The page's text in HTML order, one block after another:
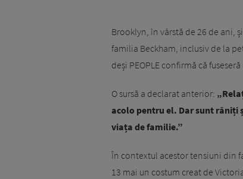
Brooklyn, în vârstă de 26 de ani,
familia Beckham, inclusiv de la
deși PEOPLE confirmă că
O sursă a declarat anterior:
acolo pentru el. Dar sunt răniți
viața de familie.”
În contextul acestor tensiuni din
13 mai un costum creat de